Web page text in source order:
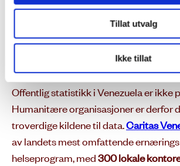
Tillat utvalg
Ikke tillat
Venezuela preges fortsatt av svake
strukturer, fragmentert opposisjon og
menneskerettighetsbrudd. Det
fengsling, vilkårlige arrestasjoner og
Offentlig statistikk i Venezuela er ikke
Humanitære organisasjoner er derfor
troverdige kildene til data.Caritas
av landets mest omfattende
helseprogram, med300 lokale